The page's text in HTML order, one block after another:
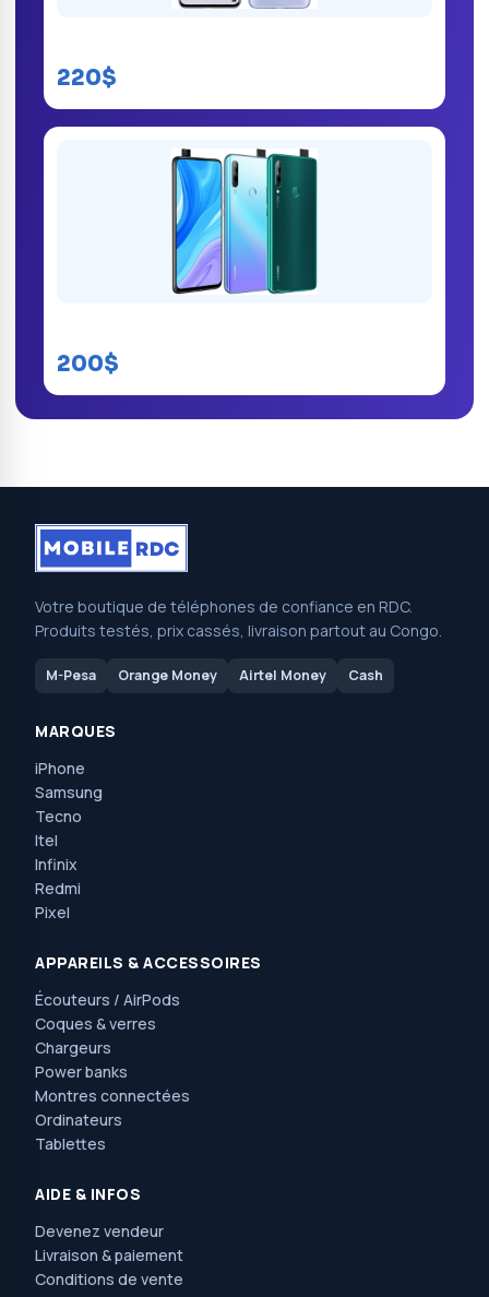
220$
200$
Votre boutique de téléphones de confiance en RDC.
Produits testés, prix cassés, livraison partout au Congo.
M-Pesa Orange Money Airtel Money Cash
MARQUES
iPhone
Samsung
Tecno
Itel
Infinix
Redmi
Pixel
APPAREILS & ACCESSOIRES
Écouteurs / AirPods
Coques & verres
Chargeurs
Power banks
Montres connectées
Ordinateurs
Tablettes
AIDE & INFOS
Devenez vendeur
Livraison & paiement
Conditions de vente